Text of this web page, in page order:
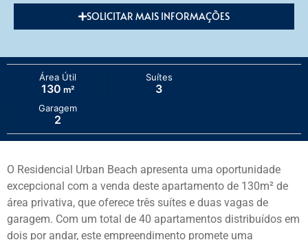
SOLICITAR MAIS INFORMAÇÕES
Área Útil
130 m²
Suítes
3
Garagem
2
O Residencial Urban Beach apresenta uma oportunidade
excepcional com a venda deste apartamento de 130m² de
área privativa, que oferece três suítes e duas vagas de
garagem. Com um total de 40 apartamentos distribuídos em
dois por andar, este empreendimento promete uma